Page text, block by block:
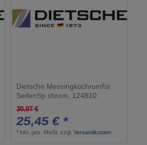
10
Dietsche Messingkochromfür
SeifenSp chrom, 124810
30,07 €
25,45 € *
* inkl. ges. MwSt. zzgl.Versandkosten